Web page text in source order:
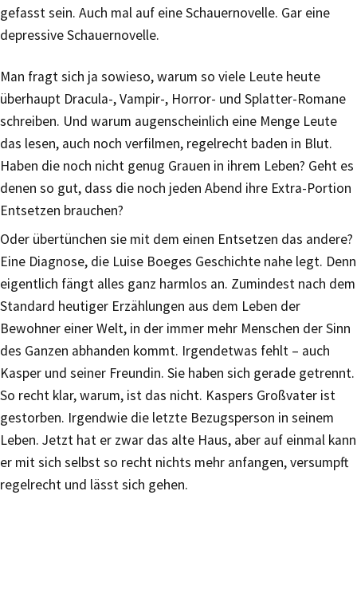
gefasst sein. Auch mal auf eine Schauernovelle. Gar eine
depressive Schauernovelle.
Man fragt sich ja sowieso, warum so viele Leute heute
überhaupt Dracula-, Vampir-, Horror- und Splatter-Romane
schreiben. Und warum augenscheinlich eine Menge Leute
das lesen, auch noch verfilmen, regelrecht baden in Blut.
Haben die noch nicht genug Grauen in ihrem Leben? Geht es
denen so gut, dass die noch jeden Abend ihre Extra-Portion
Entsetzen brauchen?
Oder übertünchen sie mit dem einen Entsetzen das andere?
Eine Diagnose, die Luise Boeges Geschichte nahe legt. Denn
eigentlich fängt alles ganz harmlos an. Zumindest nach dem
Standard heutiger Erzählungen aus dem Leben der
Bewohner einer Welt, in der immer mehr Menschen der Sinn
des Ganzen abhanden kommt. Irgendetwas fehlt – auch
Kasper und seiner Freundin. Sie haben sich gerade getrennt.
So recht klar, warum, ist das nicht. Kaspers Großvater ist
gestorben. Irgendwie die letzte Bezugsperson in seinem
Leben. Jetzt hat er zwar das alte Haus, aber auf einmal kann
er mit sich selbst so recht nichts mehr anfangen, versumpft
regelrecht und lässt sich gehen.